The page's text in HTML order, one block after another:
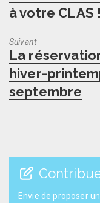
post:
à votre CLAS !
Suivant
Next
post:
La
hiver-
septembre
Envie de proposer